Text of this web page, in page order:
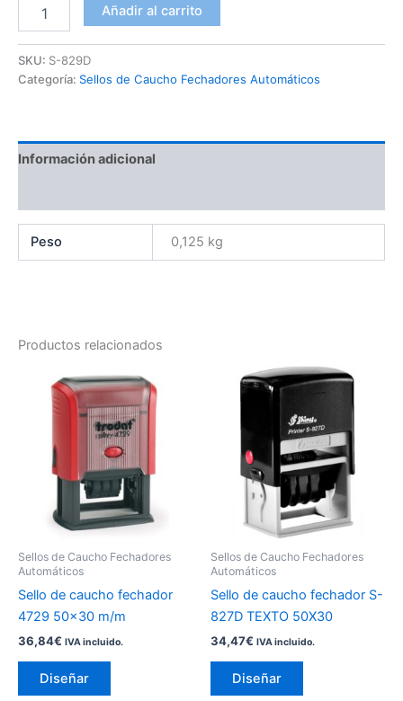
Añadir al carrito
SKU: S-829D
Categoría: Sellos de Caucho Fechadores Automáticos
Información adicional
Peso 0,125 kg
Productos relacionados
Sellos de Caucho Fechadores
Automáticos
Sello de caucho fechador
4729 50×30 m/m
36,84€ IVA incluido.
Diseñar
Este
producto
tiene
múltiples
variantes.
Las
opciones
se
en
la
Sellos de Caucho Fechadores
Automáticos
Sello de caucho fechador S-
827D TEXTO 50X30
34,47€ IVA incluido.
Diseñar
Este
producto
tiene
múltiples
variantes.
Las
opciones
se
en
la